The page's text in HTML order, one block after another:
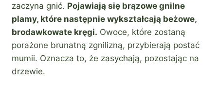
zaczyna gnić. Pojawiają się brązowe gnilne
plamy, które następnie wykształcają beżowe,
brodawkowate kręgi. Owoce, które zostaną
porażone brunatną zgnilizną, przybierają postać
mumii. Oznacza to, że zasychają, pozostając na
drzewie.